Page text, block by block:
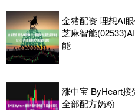
金猪配资 理想AI
芝麻智能
能
涨中宝 ByHeart接
全部配方奶粉